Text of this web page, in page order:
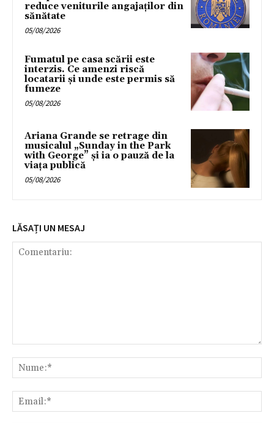
reduce veniturile angajaților din
sănătate
05/08/2026
Fumatul pe casa scării este
interzis. Ce amenzi riscă
locatarii și unde este permis să
fumeze
05/08/2026
Ariana Grande se retrage din
musicalul „Sunday in the Park
with George” și ia o pauză de la
viața publică
05/08/2026
LĂSAȚI UN MESAJ